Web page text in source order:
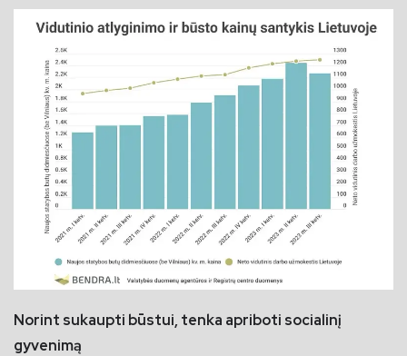
Norint sukaupti būstui, tenka apriboti socialinį
gyvenimą